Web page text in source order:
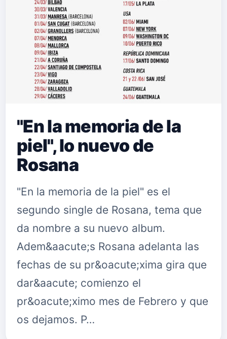
"En la memoria de la
piel", lo nuevo de
Rosana
"En la memoria de la piel" es el
segundo single de Rosana, tema que
da nombre a su nuevo album.
Adem&aacute;s Rosana adelanta las
fechas de su pr&oacute;xima gira que
dar&aacute; comienzo el
pr&oacute;ximo mes de Febrero y que
os dejamos. P…